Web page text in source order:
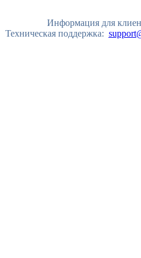
Информация для
Техническая поддержка: